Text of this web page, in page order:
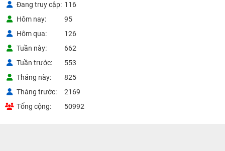
Đang truy cập 116
Hôm nay
95
Hôm qua
126
Tuần này
662
Tuần trước
553
Tháng này
825
Tháng trước
2169
Tổng cộng
50992